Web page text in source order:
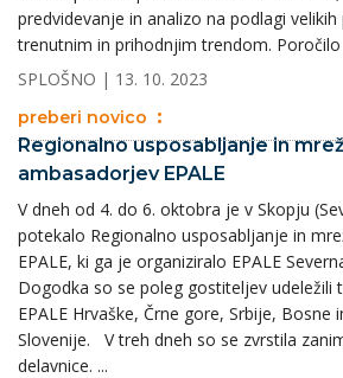
predvidevanje in analizo na podlagi
trenutnim in prihodnjim trendom. Poročilo
SPLOŠNO | 13. 10. 2023
preberi novico
Regionalno usposabljanje in
ambasadorjev EPALE
V dneh od 4. do 6. oktobra je v Skopju
potekalo Regionalno usposabljanje in
EPALE, ki ga je organiziralo EPALE
Dogodka so se poleg gostiteljev udeležili
EPALE Hrvaške, Črne gore, Srbije, Bosne
Slovenije. V treh dneh so se zvrstila
delavnice. ...